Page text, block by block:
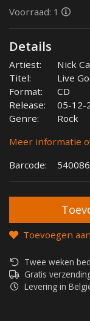
Voorraad: 1
Details
Artiest:
Nick
Titel:
Live
Format:
CD
Release:
05-12-
Genre:
Rock
Meer informatie
Barcode:
Toevoegen
Twee weken
Gratis
Levering in